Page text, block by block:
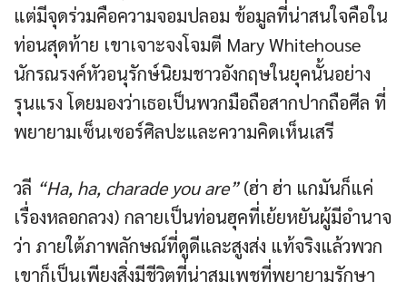
แต่มีจุดร่วมคือความจอมปลอม ข้อมูลที่น่าสนใจคือใน
ท่อนสุดท้าย เขาเจาะจงโจมตี Mary Whitehouse
นักรณรงค์หัวอนุรักษ์นิยมชาวอังกฤษในยุคนั้นอย่าง
รุนแรง โดยมองว่าเธอเป็นพวกมือถือสากปากถือศีล ที่
พยายามเซ็นเซอร์ศิลปะและความคิดเห็นเสรี
วลี “Ha, ha, charade you are”(ฮ่า ฮ่า แกมันก็แค่
เรื่องหลอกลวง) กลายเป็นท่อนฮุคที่เย้ยหยันผู้มีอำนาจ
ว่า ภายใต้ภาพลักษณ์ที่ดูดีและสูงส่ง แท้จริงแล้วพวก
เขาก็เป็นเพียงสิ่งมีชีวิตที่น่าสมเพชที่พยายามรักษา